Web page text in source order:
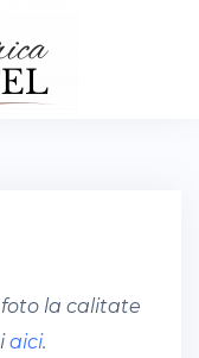
la calitate
aici.